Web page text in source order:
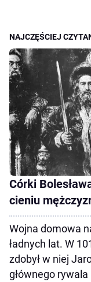
Córki
cieniu
Wojna domowa
ładnych lat. W
zdobył w niej
głównego